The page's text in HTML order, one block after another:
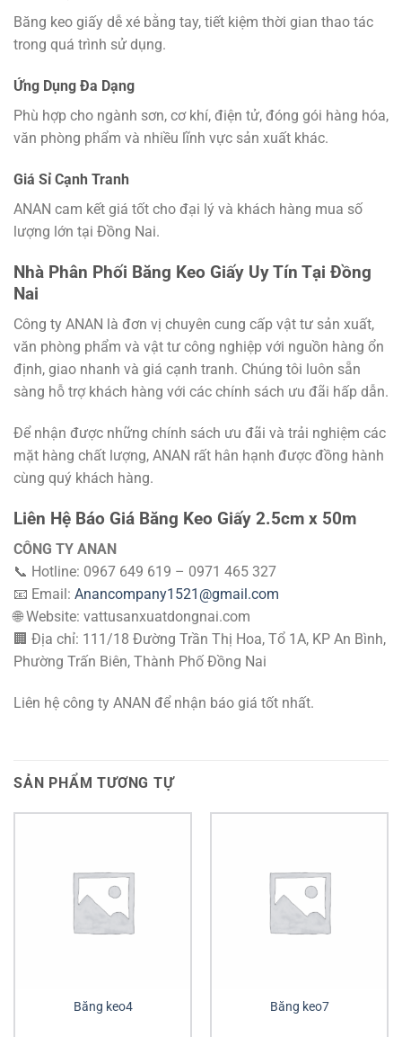
Băng keo giấy dễ xé bằng tay, tiết kiệm thời gian thao tác
trong quá trình sử dụng.
Ứng Dụng Đa Dạng
Phù hợp cho ngành sơn, cơ khí, điện tử, đóng gói hàng hóa,
văn phòng phẩm và nhiều lĩnh vực sản xuất khác.
Giá Sỉ Cạnh Tranh
ANAN cam kết giá tốt cho đại lý và khách hàng mua số
lượng lớn tại Đồng Nai.
Nhà Phân Phối Băng Keo Giấy Uy Tín Tại Đồng
Nai
Công ty ANAN là đơn vị chuyên cung cấp vật tư sản xuất,
văn phòng phẩm và vật tư công nghiệp với nguồn hàng ổn
định, giao nhanh và giá cạnh tranh. Chúng tôi luôn sẵn
sàng hỗ trợ khách hàng với các chính sách ưu đãi hấp dẫn.
Để nhận được những chính sách ưu đãi và trải nghiệm các
mặt hàng chất lượng, ANAN rất hân hạnh được đồng hành
cùng quý khách hàng.
Liên Hệ Báo Giá Băng Keo Giấy 2.5cm x 50m
CÔNG TY ANAN
📞 Hotline: 0967 649 619 – 0971 465 327
📧 Email: Anancompany1521@gmail.com
🌐 Website: vattusanxuatdongnai.com
🏢 Địa chỉ: 111/18 Đường Trần Thị Hoa, Tổ 1A, KP An Bình,
Phường Trấn Biên, Thành Phố Đồng Nai
Liên hệ công ty ANAN để nhận báo giá tốt nhất.
SẢN PHẨM TƯƠNG TỰ
Băng keo4 Băng keo7